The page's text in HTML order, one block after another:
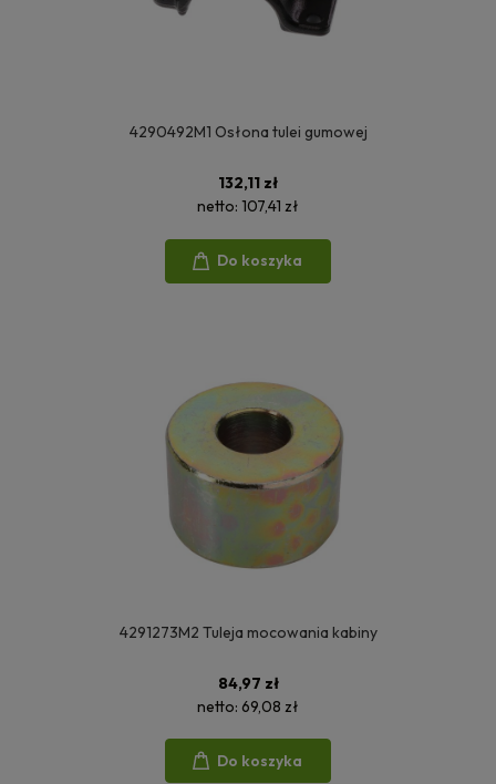
4290492M1 Osłona tulei gumowej
132,11 zł
netto: 107,41 zł
Do koszyka
4291273M2 Tuleja mocowania kabiny
84,97 zł
netto: 69,08 zł
Do koszyka